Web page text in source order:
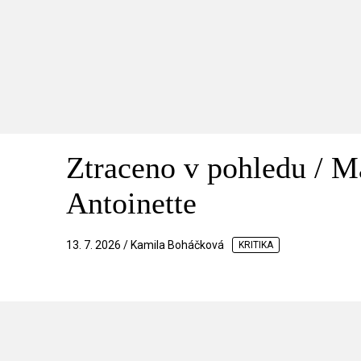
Ztraceno v pohledu /
Antoinette
13. 7. 2026 / Kamila Boháčková KRITIKA